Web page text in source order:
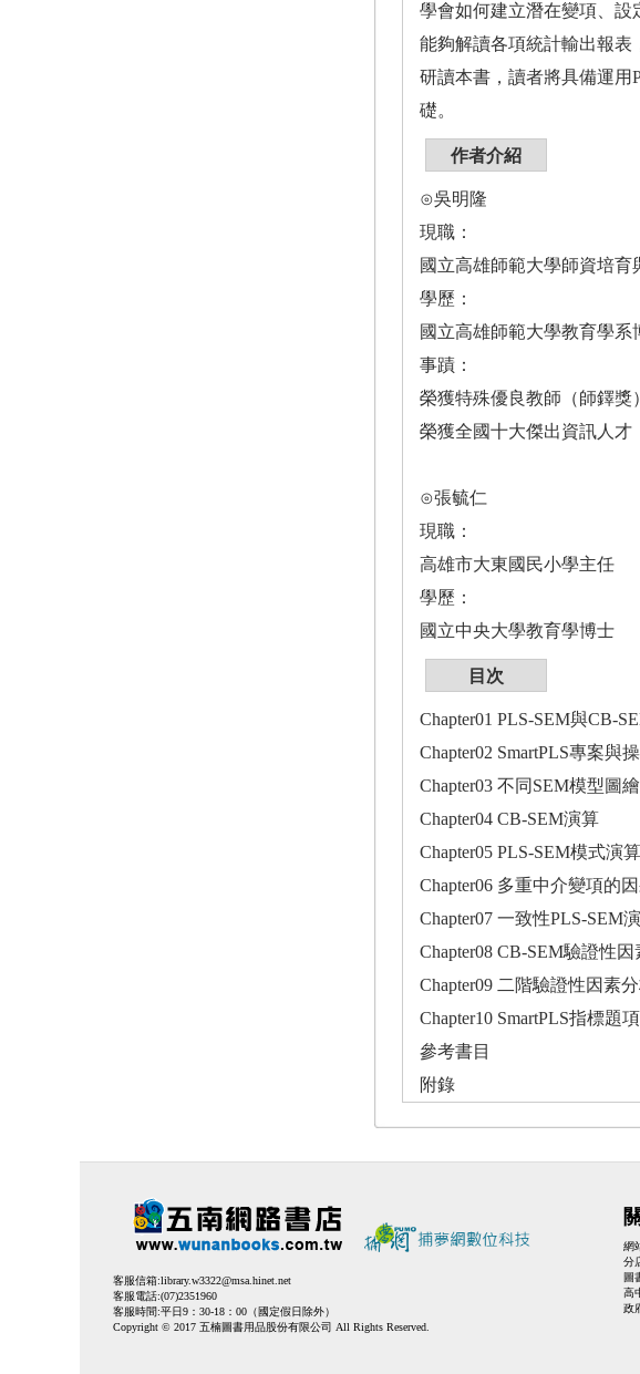
學會如何建立潛在變項、設
能夠解讀各項統計輸出報表
研讀本書，讀者將具備運用
礎。
作者介紹
⊙吳明隆
現職：
國立高雄師範大學師資培育
學歷：
國立高雄師範大學教育學系
事蹟：
榮獲特殊優良教師（師鐸獎）
榮獲全國十大傑出資訊人才
⊙張毓仁
現職：
高雄市大東國民小學主任
學歷：
國立中央大學教育學博士
目次
Chapter01 PLS-SEM與CB-
Chapter02 SmartPLS專案與
Chapter03 不同SEM模型圖
Chapter04 CB-SEM演算
Chapter05 PLS-SEM模式演算
Chapter06 多重中介變項的
Chapter07 一致性PLS-SEM
Chapter08 CB-SEM驗證性
Chapter09 二階驗證性因素
Chapter10 SmartPLS指標題
參考書目
附錄
客服信箱:library.w3322@msa.hinet.net
客服電話:(07)2351960
客服時間:平日9：30-18：00（國定假日除外）
Copyright © 2017 五楠圖書用品股份有限公司 All Rights Reserved.
網
分
圖
高
政